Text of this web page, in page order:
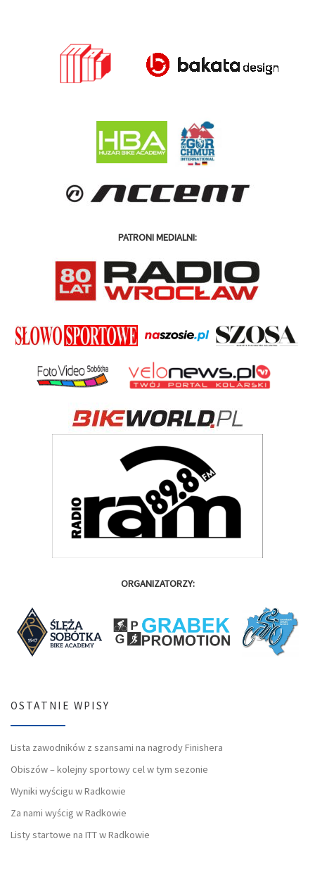
PATRONI MEDIALNI:
ORGANIZATORZY:
OSTATNIE WPISY
Lista zawodników z szansami na nagrody Finishera
Obiszów – kolejny sportowy cel w tym sezonie
Wyniki wyścigu w Radkowie
Za nami wyścig w Radkowie
Listy startowe na ITT w Radkowie